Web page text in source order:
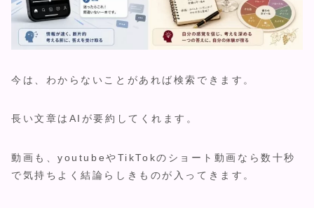
今は、わからないことがあれば検索できます。
長い文章はAIが要約してくれます。
動画も、youtubeやTikTokのショート動画なら数十秒
で気持ちよく結論らしきものが入ってきます。